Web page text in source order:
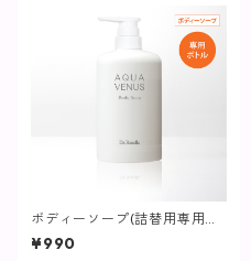
ボディーソープ(詰替用専用ボ
トル) / 500ｍL用【ヘア・ボ
ディ】
¥990